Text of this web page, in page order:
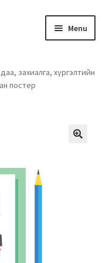
Menu
захиалга, хүргэлтийн
постер